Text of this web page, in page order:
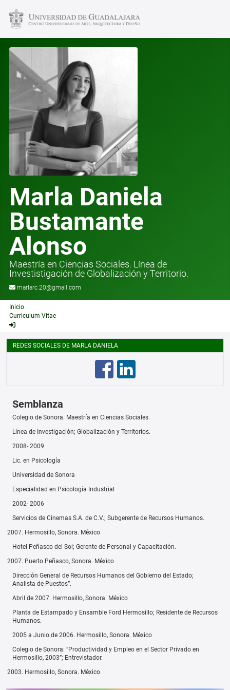
Marla Daniela
Bustamante
Alonso
Maestría en Ciencias Sociales. Línea de
Investistigación de Globalización y Territorio.
marlarc.20@gmail.com
Inicio
Curriculum Vitae
REDES SOCIALES DE MARLA DANIELA
Semblanza
Colegio de Sonora. Maestría en Ciencias Sociales.
Línea de Investigación; Globalización y Territorios.
2008- 2009
Lic. en Psicología
Universidad de Sonora
Especialidad en Psicología Industrial
2002- 2006
Servicios de Cinemas S.A. de C.V.; Subgerente de Recursos Humanos.
Hermosillo, Sonora. México
Hotel Peñasco del Sol; Gerente de Personal y Capacitación.
Puerto Peñasco, Sonora. México
Dirección General de Recursos Humanos del Gobierno del Estado;
Analista de Puestos”.
Abril de 2007. Hermosillo, Sonora. México
Planta de Estampado y Ensamble Ford Hermosillo; Residente de Recursos
Humanos.
2005 a Junio de 2006. Hermosillo, Sonora. México
Colegio de Sonora: “Productividad y Empleo en el Sector Privado en
Hermosillo, 2003”; Entrevistador.
Hermosillo, Sonora. México